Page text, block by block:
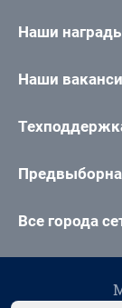
Наши
Наши
Все города